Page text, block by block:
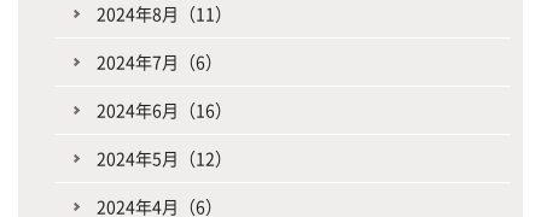
2024年8月（11）
2024年7月（6）
2024年6月（16）
2024年5月（12）
2024年4月（6）